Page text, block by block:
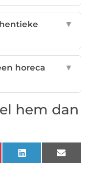
▼
horeca
▼
hem dan
LinkedIn Email